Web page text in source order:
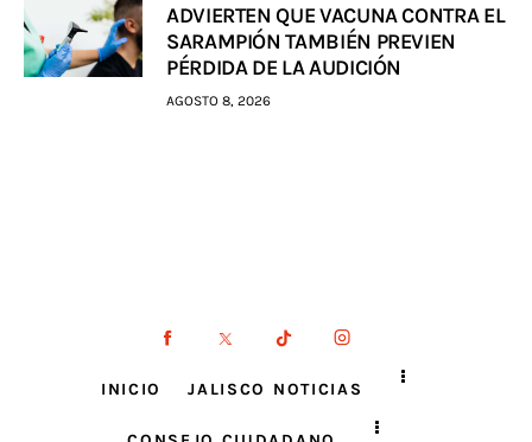
ADVIERTEN QUE VACUNA CONTRA EL
SARAMPIÓN TAMBIÉN PREVIEN
PÉRDIDA DE LA AUDICIÓN
AGOSTO 8, 2026
INICIO JALISCO NOTICIAS